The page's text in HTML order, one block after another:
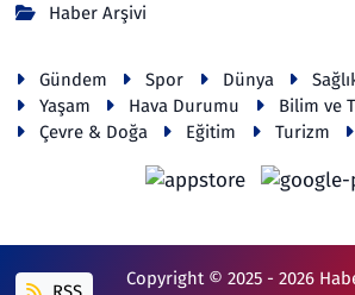
Haber Arşivi
Gündem Spor Dünya
Yaşam
Hava Durumu
Bilim ve
Çevre & Doğa
Eğitim Turizm
Copyright © 2025 - 2026